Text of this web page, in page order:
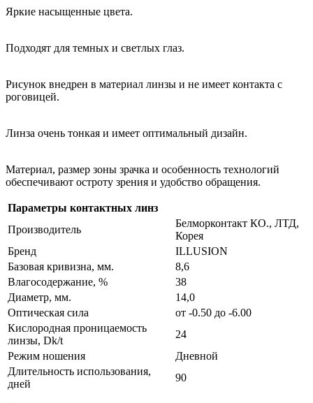
Яркие насыщенные цвета.
Подходят для темных и светлых глаз.
Рисунок внедрен в материал линзы и не имеет контакта с
роговицей.
Линза очень тонкая и имеет оптимальный дизайн.
Материал, размер зоны зрачка и особенность технологий
обеспечивают остроту зрения и удобство обращения.
Параметры контактных линз
Производитель
Белморконтакт КО., ЛТД,
Корея
Бренд
ILLUSION
Базовая кривизна, мм.
8,6
Влагосодержание, %
38
Диаметр, мм.
14,0
Оптическая сила
от -0.50 до -6.00
Кислородная проницаемость
линзы, Dk/t
24
Режим ношения
Дневной
Длительность использования,
дней
90